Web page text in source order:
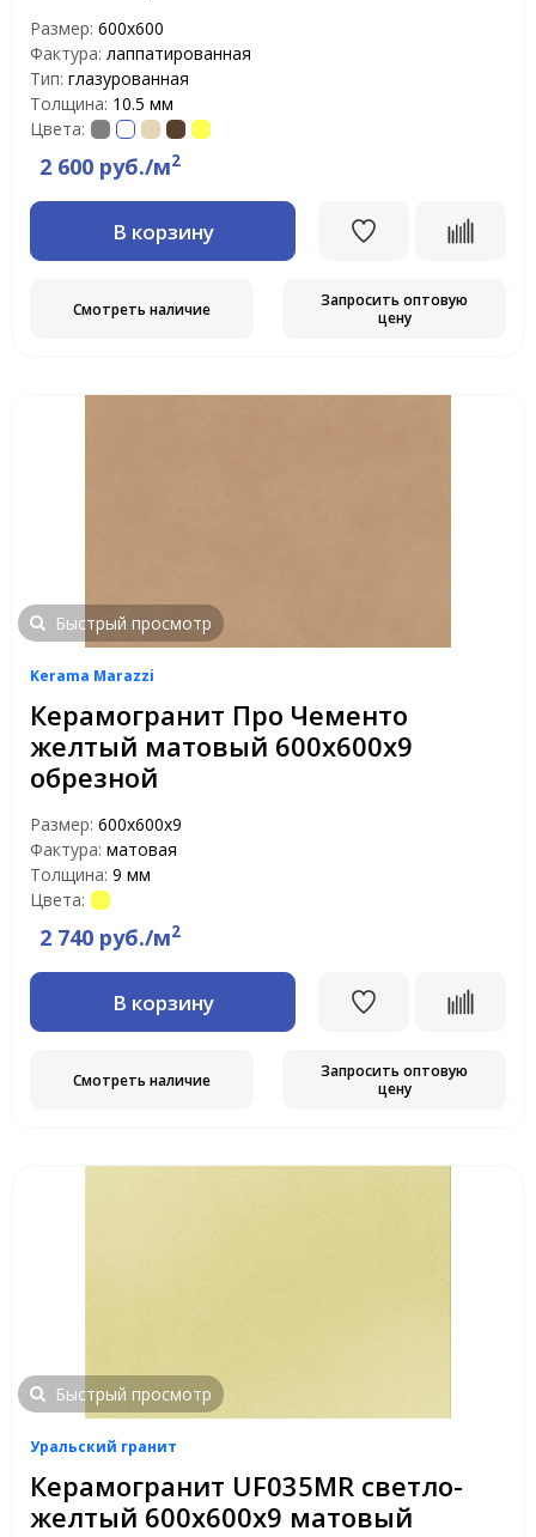
Размер: 600х600
Фактура: лаппатированная
Тип: глазурованная
Толщина: 10.5 мм
Цвета:
2 600 руб./м2
В корзину
Смотреть наличие
Запросить оптовую
цену
Быстрый просмотр
Kerama Marazzi
Керамогранит Про Чементо
желтый матовый 600x600x9
обрезной
Размер: 600x600x9
Фактура: матовая
Толщина: 9 мм
Цвета:
2 740 руб./м2
В корзину
Смотреть наличие
Запросить оптовую
цену
Быстрый просмотр
Уральский гранит
Керамогранит UF035MR светло-
желтый 600х600х9 матовый